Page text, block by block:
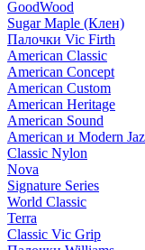
GoodWood
Sugar Maple (Клен)
Палочки Vic Firth
American Classic
American Concept
American Custom
American Heritage
American Sound
American и Modern
Classic Nylon
Nova
Signature Series
World Classic
Terra
Classic Vic Grip